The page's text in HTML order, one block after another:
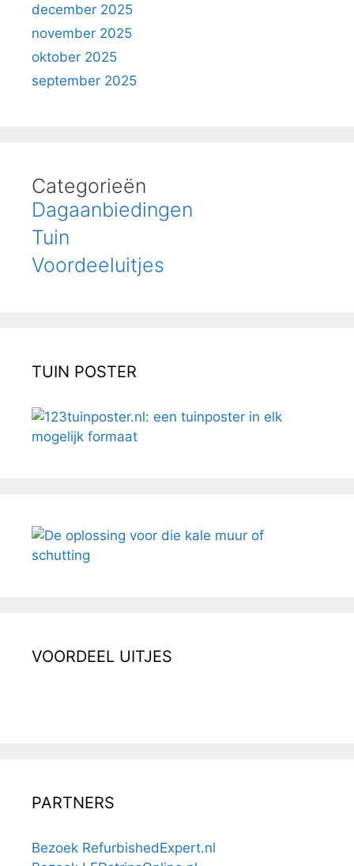
december 2025
november 2025
oktober 2025
september 2025
Categorieën
Dagaanbiedingen
Tuin
Voordeeluitjes
TUIN POSTER
VOORDEEL UITJES
PARTNERS
Bezoek RefurbishedExpert.nl